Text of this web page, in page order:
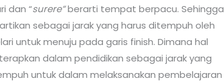
dan “surere”berarti tempat berpacu. Sehingga
sebagai jarak yang harus ditempuh oleh
untuk menuju pada garis finish. Dimana hal
dalam pendidikan sebagai jarak yang
untuk dalam melaksanakan pembelajaran